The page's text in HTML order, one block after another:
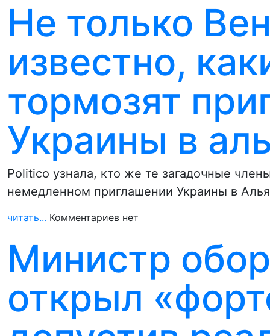
Не только
известно,
тормозят
Украины в
Politico узнала, кто же те загадочные
немедленном приглашении Украины в
читать... Комментариев нет
Министр
открыл